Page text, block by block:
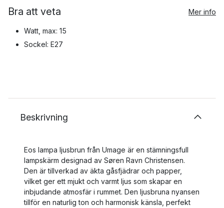
Bra att veta Mer info
Watt, max: 15
Sockel: E27
Beskrivning
Eos lampa ljusbrun från Umage är en stämningsfull
lampskärm designad av Søren Ravn Christensen.
Den är tillverkad av äkta gåsfjädrar och papper,
vilket ger ett mjukt och varmt ljus som skapar en
inbjudande atmosfär i rummet. Den ljusbruna nyansen
tillför en naturlig ton och harmonisk känsla, perfekt